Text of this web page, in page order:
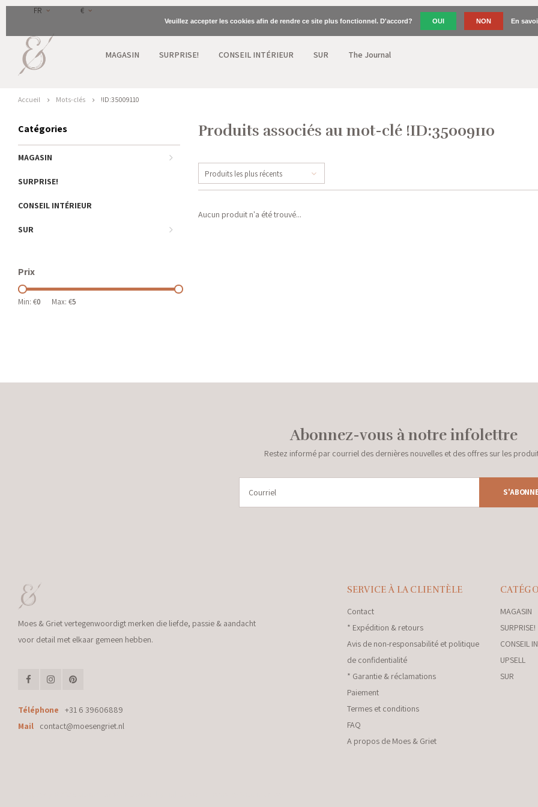
FR €
MAGASIN SURPRISE! CONSEIL INTÉRIEUR SUR The Journal
Accueil Mots-clés !ID:35009110
Catégories
MAGASIN
SURPRISE!
CONSEIL INTÉRIEUR
SUR
Prix
Min: €0 Max: €5
Produits associés au mot-clé !ID:35009110
Produits les plus récents
Aucun produit n'a été trouvé...
Abonnez-vous à notre infolettre
Restez informé par courriel des dernières nouvelles et des offres sur les
Moes & Griet vertegenwoordigt merken die liefde, passie & aandacht
voor detail met elkaar gemeen hebben.
Téléphone
+31 6 39606889
Mail
contact@moesengriet.nl
SERVICE À LA CLIENTÈLE
Contact
* Expédition & retours
Avis de non-responsabilité et politique
de confidentialité
* Garantie & réclamations
Paiement
Termes et conditions
FAQ
A propos de Moes & Griet
MAGASIN
SURPRISE!
CONSEIL
UPSELL
SUR
Veuillez accepter les cookies afin de rendre ce site plus fonctionnel. D'accord? OUI NON En